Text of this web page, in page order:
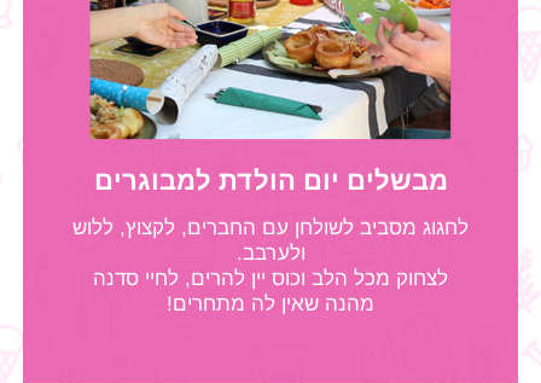
מבשלים יום הולדת למבוגרים
לחגוג מסביב לשולחן עם החברים, לקצוץ, ללוש
ולערבב.
לצחוק מכל הלב וכוס יין להרים, לחיי סדנה
מהנה שאין לה מתחרים!